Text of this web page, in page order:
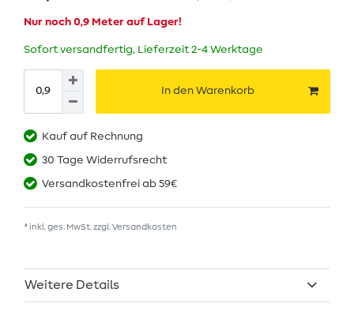
Nur noch 0,9 Meter auf Lager!
Sofort versandfertig, Lieferzeit 2-4 Werktage
In den Warenkorb
Kauf auf Rechnung
30 Tage Widerrufsrecht
Versandkostenfrei ab 59€
* inkl. ges. MwSt. zzgl. Versandkosten
Weitere Details